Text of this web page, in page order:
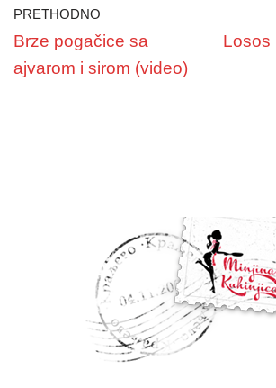
PRETHODNO
Brze pogačice sa
ajvarom i sirom (video)
Losos